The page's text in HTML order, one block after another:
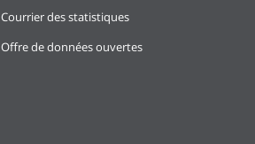
Courrier des statistiques
Offre de données ouvertes